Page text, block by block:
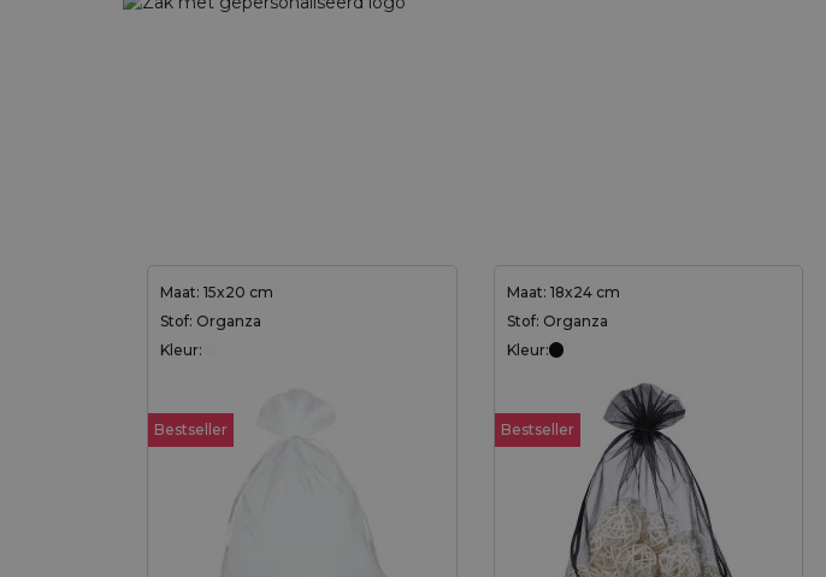
Maat: 15x20 cm
Stof: Organza
Kleur:
Bestseller
Maat: 18x24 cm
Stof: Organza
Kleur:
Bestseller